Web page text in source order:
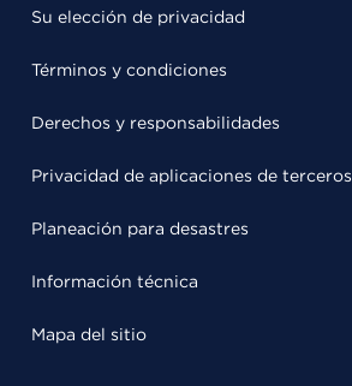
Su elección de privacidad
Términos y condiciones
Derechos y responsabilidades
Privacidad de aplicaciones de terceros
Planeación para desastres
Información técnica
Mapa del sitio